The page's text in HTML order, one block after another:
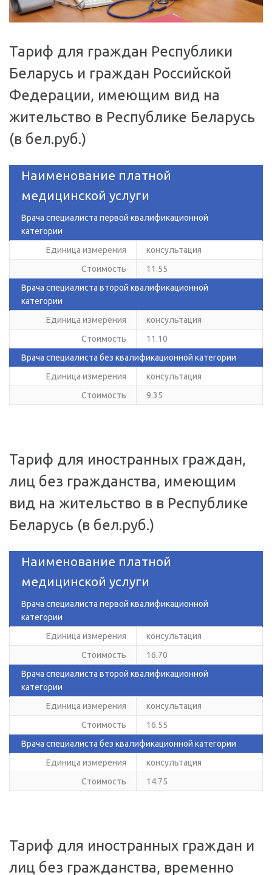
Тариф для граждан Республики
Беларусь и граждан Российской
Федерации, имеющим вид на
жительство в Республике Беларусь
(в бел.руб.)
Наименование платной
медицинской услуги
Врача специалиста первой квалификационной
категории
Единица измерения
консультация
Стоимость
11.55
Врача специалиста второй квалификационной
категории
Единица измерения
консультация
Стоимость
11.10
Врача специалиста без квалификационной категории
Единица измерения
консультация
Стоимость
9.35
Тариф для иностранных граждан,
лиц без гражданства, имеющим
вид на жительство в в Республике
Беларусь (в бел.руб.)
Наименование платной
медицинской услуги
Врача специалиста первой квалификационной
категории
Единица измерения
консультация
Стоимость
16.70
Врача специалиста второй квалификационной
категории
Единица измерения
консультация
Стоимость
16.55
Врача специалиста без квалификационной категории
Единица измерения
консультация
Стоимость
14.75
Тариф для иностранных граждан и
лиц без гражданства, временно